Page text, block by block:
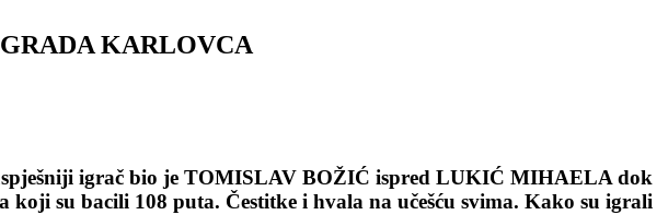
KARLOVCA
igrač bio je TOMISLAV BOŽIĆ ispred LUKIĆ MIHAELA dok
su bacili 108 puta. Čestitke i hvala na učešću svima. Kako su igrali